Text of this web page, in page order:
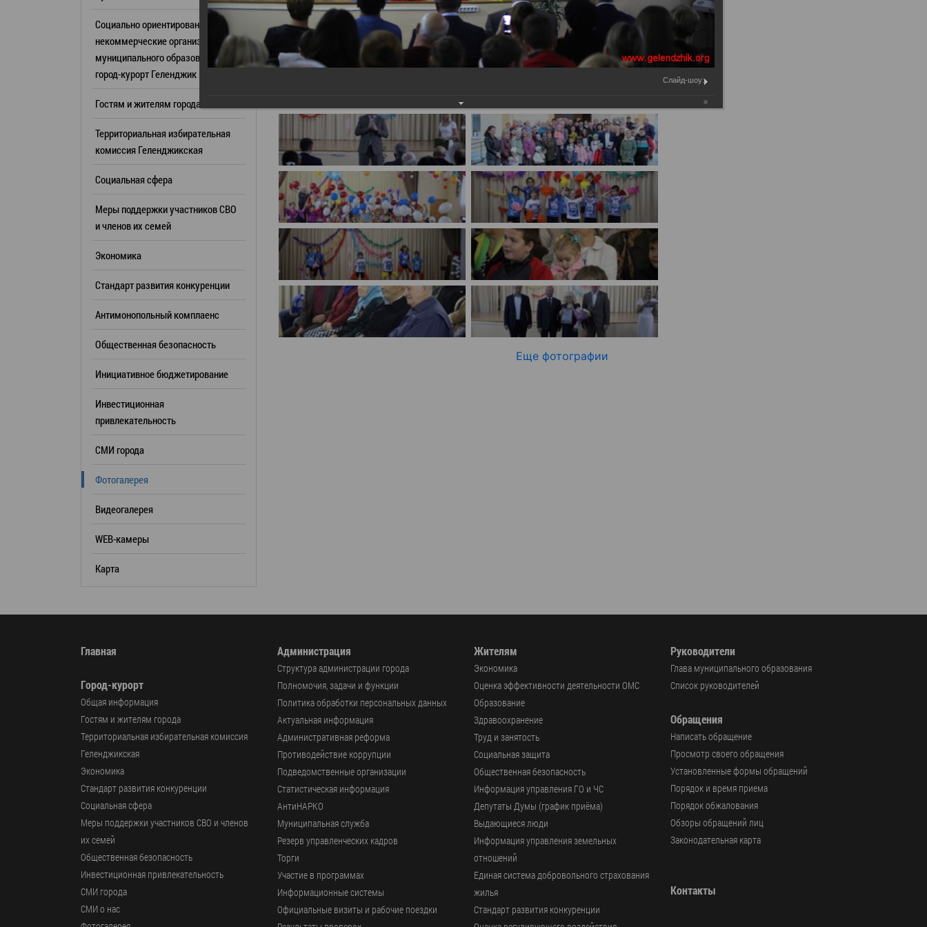
Антимонопольный комплаенс
Общественная безопасность
Инициативное бюджетирование
Инвестиционная
РУКОВОДИТЕЛИ
Список руководителей
Резерв управленческих кадров
Торги
Сведения о нестационарных
субъектов МСП
Участие в программах
Проектная деятельность
Информационные системы
Официальные визиты и рабочие
поездки
Результаты проверок
Профсоюзные организации
имуществе и обязательствах
имущественного характера
План работы и график сессий
Написать обращение
Просмотр своего обращения
Установленные формы
обращений
Порядок и время приема
Порядок обжалования
Обзоры обращений лиц
Законодательная карта
Порядок оказания бесплатной
юридической помощи
Муниципальное имущество
Региональный государственный
Документы о выявлении
Социально ориентированные
некоммерческие организации
муниципального образования
город-курорт Геленджик
Гостям и жителям города
Территориальная избирательная
комиссия Геленджикcкая
Социальная сфера
Меры поддержки участников СВО
и членов их семей
Экономика
Стандарт развития конкуренции
Антимонопольный комплаенс
Общественная безопасность
Инициативное бюджетирование
Инвестиционная
привлекательность
СМИ города
Фотогалерея
Видеогалерея
WEB-камеры
Карта
Еще фотографии
Главная
Город-курорт
Общая информация
Гостям и жителям города
Территориальная избирательная комиссия
Геленджикcкая
Экономика
Стандарт развития конкуренции
Социальная сфера
Меры поддержки участников СВО и членов
их семей
Общественная безопасность
Инвестиционная привлекательность
СМИ города
СМИ о нас
Администрация
Структура администрации города
Полномочия, задачи и функции
Политика обработки персональных данных
Актуальная информация
Административная реформа
Противодействие коррупции
Подведомственные организации
Статистическая информация
АнтиНАРКО
Муниципальная служба
Резерв управленческих кадров
Торги
Участие в программах
Информационные системы
Официальные визиты и рабочие поездки
Жителям
Экономика
Оценка эффективности деятельности ОМС
Образование
Здравоохранение
Труд и занятость
Социальная защита
Общественная безопасность
Информация управления ГО и ЧС
Депутаты Думы (график приёма)
Выдающиеся люди
Информация управления земельных
отношений
Единая система добровольного страхования
жилья
Стандарт развития конкуренции
Руководители
Глава муниципального образования
Список руководителей
Обращения
Написать обращение
Просмотр своего обращения
Установленные формы обращений
Порядок и время приема
Порядок обжалования
Обзоры обращений лиц
Законодательная карта
Контакты
Слайд-шоу: